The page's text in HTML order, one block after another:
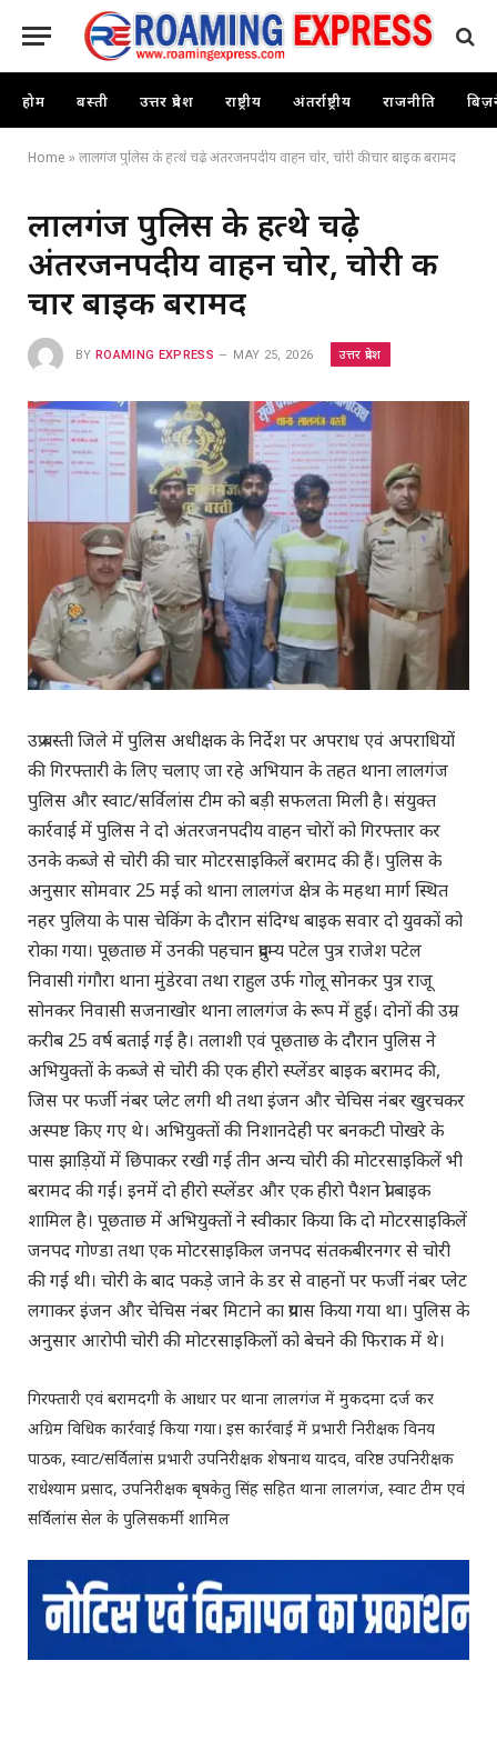
होम बस्ती उत्तर प्रदेश राष्ट्रीय अंतर्राष्ट्रीय राजनीति
Home »लालगंज पुलिस के हत्थे चढ़े अंतरजनपदीय वाहन चोर, चोरी की चार बाइक बरामद
लालगंज पुलिस के हत्थे चढ़े
अंतरजनपदीय वाहन चोर, चोरी की
चार बाइक बरामद
BY ROAMING EXPRESS MAY 25, 2026 उत्तर प्रदेश
उप्र बस्ती जिले में पुलिस अधीक्षक के निर्देश पर अपराध एवं अपराधियों
की गिरफ्तारी के लिए चलाए जा रहे अभियान के तहत थाना लालगंज
पुलिस और स्वाट/सर्विलांस टीम को बड़ी सफलता मिली है। संयुक्त
कार्रवाई में पुलिस ने दो अंतरजनपदीय वाहन चोरों को गिरफ्तार कर
उनके कब्जे से चोरी की चार मोटरसाइकिलें बरामद की हैं। पुलिस के
अनुसार सोमवार 25 मई को थाना लालगंज क्षेत्र के महथा मार्ग स्थित
नहर पुलिया के पास चेकिंग के दौरान संदिग्ध बाइक सवार दो युवकों को
रोका गया। पूछताछ में उनकी पहचान प्रदुम्य पटेल पुत्र राजेश पटेल
निवासी गंगौरा थाना मुंडेरवा तथा राहुल उर्फ गोलू सोनकर पुत्र राजू
सोनकर निवासी सजनाखोर थाना लालगंज के रूप में हुई। दोनों की उम्र
करीब 25 वर्ष बताई गई है। तलाशी एवं पूछताछ के दौरान पुलिस ने
अभियुक्तों के कब्जे से चोरी की एक हीरो स्प्लेंडर बाइक बरामद की,
जिस पर फर्जी नंबर प्लेट लगी थी तथा इंजन और चेचिस नंबर खुरचकर
अस्पष्ट किए गए थे। अभियुक्तों की निशानदेही पर बनकटी पोखरे के
पास झाड़ियों में छिपाकर रखी गई तीन अन्य चोरी की मोटरसाइकिलें भी
बरामद की गईं। इनमें दो हीरो स्प्लेंडर और एक हीरो पैशन प्रो बाइक
शामिल है। पूछताछ में अभियुक्तों ने स्वीकार किया कि दो मोटरसाइकिलें
जनपद गोण्डा तथा एक मोटरसाइकिल जनपद संतकबीरनगर से चोरी
की गई थी। चोरी के बाद पकड़े जाने के डर से वाहनों पर फर्जी नंबर प्लेट
लगाकर इंजन और चेचिस नंबर मिटाने का प्रयास किया गया था। पुलिस के
अनुसार आरोपी चोरी की मोटरसाइकिलों को बेचने की फिराक में थे।
गिरफ्तारी एवं बरामदगी के आधार पर थाना लालगंज में मुकदमा दर्ज कर
अग्रिम विधिक कार्रवाई किया गया। इस कार्रवाई में प्रभारी निरीक्षक विनय
पाठक, स्वाट/सर्विलांस प्रभारी उपनिरीक्षक शेषनाथ यादव, वरिष्ठ उपनिरीक्षक
राधेश्याम प्रसाद, उपनिरीक्षक बृषकेतु सिंह सहित थाना लालगंज, स्वाट टीम एवं
सर्विलांस सेल के पुलिसकर्मी शामिल